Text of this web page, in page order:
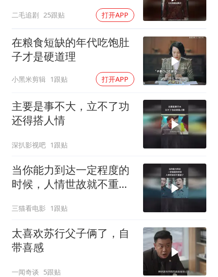
二毛追剧 25跟贴 打开APP
在粮食短缺的年代吃饱肚
子才是硬道理
小黑米剪辑 1跟贴 打开APP
主要是事不大，立不了功
还得搭人情
深扒影视吧 1跟贴
当你能力到达一定程度的
时候，人情世故就不重要
三猫看电影 1跟贴
太喜欢苏行父子俩了，自
带喜感
一闻奇谈 5跟贴